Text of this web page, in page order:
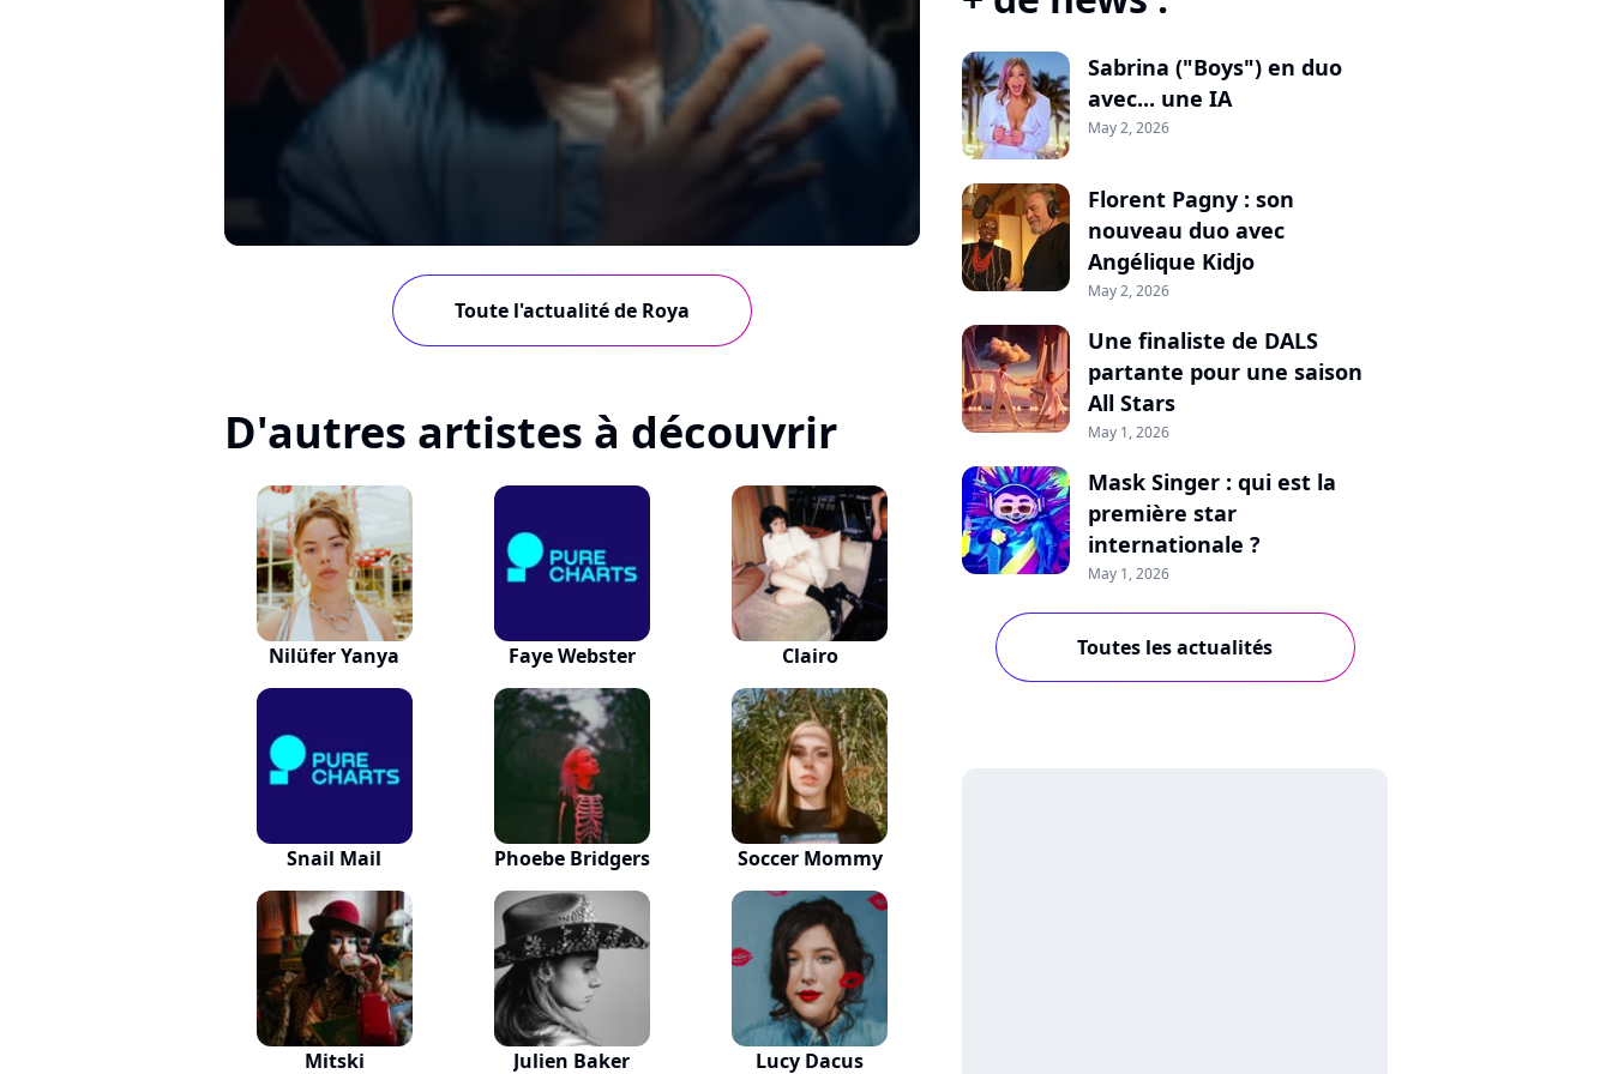
Toute l'actualité de Roya
D'autres artistes à découvrir
Nilüfer Yanya Faye Webster Clairo
Snail Mail Phoebe Bridgers Soccer Mommy
Mitski Julien Baker Lucy Dacus
Sabrina ("Boys") en duo
avec... une IA
May 2, 2026
Florent Pagny : son
nouveau duo avec
Angélique Kidjo
May 2, 2026
Une finaliste de DALS
partante pour une saison
All Stars
May 1, 2026
Mask Singer : qui est la
première star
internationale ?
May 1, 2026
Toutes les actualités